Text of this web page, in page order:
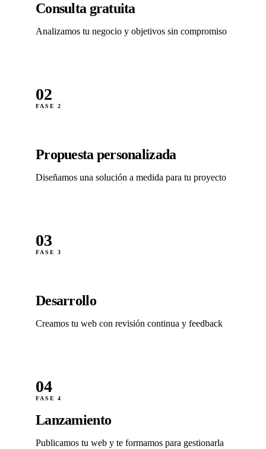
Consulta gratuita
Analizamos tu negocio y objetivos sin compromiso
02
FASE 2
Propuesta personalizada
Diseñamos una solución a medida para tu proyecto
03
FASE 3
Desarrollo
Creamos tu web con revisión continua y feedback
04
FASE 4
Lanzamiento
Publicamos tu web y te formamos para gestionarla